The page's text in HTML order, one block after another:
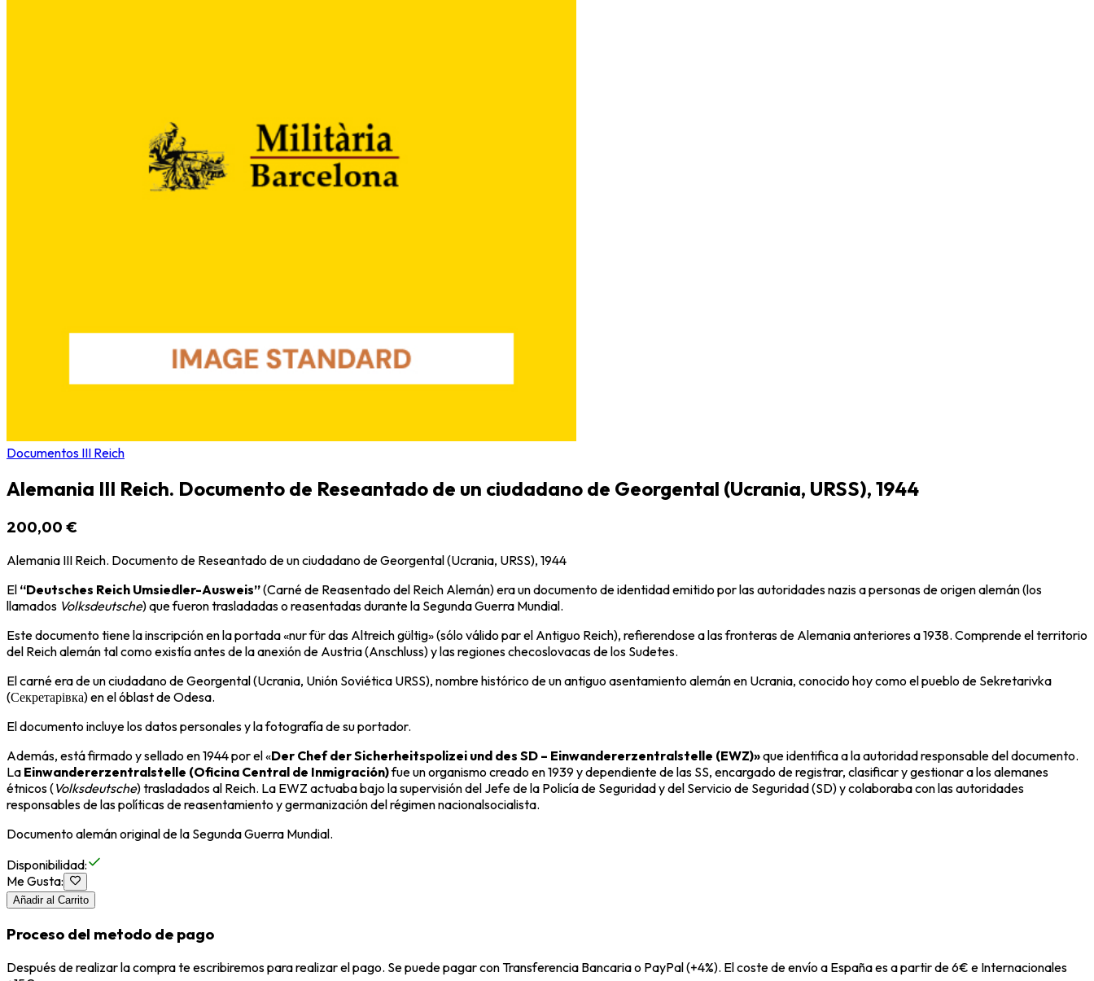
Documentos III Reich
Alemania III Reich. Documento de Reseantado de un ciudadano de Georgental (Ucrania, URSS), 1944
200,00 €
Alemania III Reich. Documento de Reseantado de un ciudadano de Georgental (Ucrania, URSS), 1944
El “Deutsches Reich Umsiedler-Ausweis”(Carné de Reasentado del Reich Alemán) era un documento de identidad emitido por las autoridades nazis a personas de origen alemán (los
llamados Volksdeutsche) que fueron trasladadas o reasentadas durante la Segunda Guerra Mundial.
Este documento tiene la inscripción en la portada «nur für das Altreich gültig» (sólo válido par el Antiguo Reich), refierendose a las fronteras de Alemania anteriores a 1938. Comprende el territorio
del Reich alemán tal como existía antes de la anexión de Austria (Anschluss) y las regiones checoslovacas de los Sudetes.
El carné era de un ciudadano de Georgental (Ucrania, Unión Soviética URSS), nombre histórico de un antiguo asentamiento alemán en Ucrania, conocido hoy como el pueblo de Sekretarivka
(Секретарівка) en el óblast de Odesa.
El documento incluye los datos personales y la fotografía de su portador.
Además, está firmado y sellado en 1944 por el «Der Chef der Sicherheitspolizei und des SD – Einwandererzentralstelle (EWZ)»que identifica a la autoridad responsable del documento.
La Einwandererzentralstelle (Oficina Central de Inmigración)fue un organismo creado en 1939 y dependiente de las SS, encargado de registrar, clasificar y gestionar a los alemanes
étnicos (Volksdeutsche) trasladados al Reich. La EWZ actuaba bajo la supervisión del Jefe de la Policía de Seguridad y del Servicio de Seguridad (SD) y colaboraba con las autoridades
responsables de las políticas de reasentamiento y germanización del régimen nacionalsocialista.
Documento alemán original de la Segunda Guerra Mundial.
Disponibilidad:
Me Gusta:
Añadir al Carrito
Proceso del metodo de pago
Después de realizar la compra te escribiremos para realizar el pago. Se puede pagar con Transferencia Bancaria o PayPal (+4%). El coste de envío a España es a partir de 6€ e Internacionales